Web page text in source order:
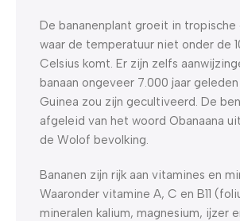
De bananenplant groeit in tropische
waar de temperatuur niet onder de
Celsius komt. Er zijn zelfs
banaan ongeveer 7.000 jaar
Guinea zou zijn gecultiveerd. De
afgeleid van het woord Obanaana
de Wolof bevolking.
Bananen zijn rijk aan vitamines en
Waaronder vitamine A, C en B11
mineralen kalium, magnesium, ijzer